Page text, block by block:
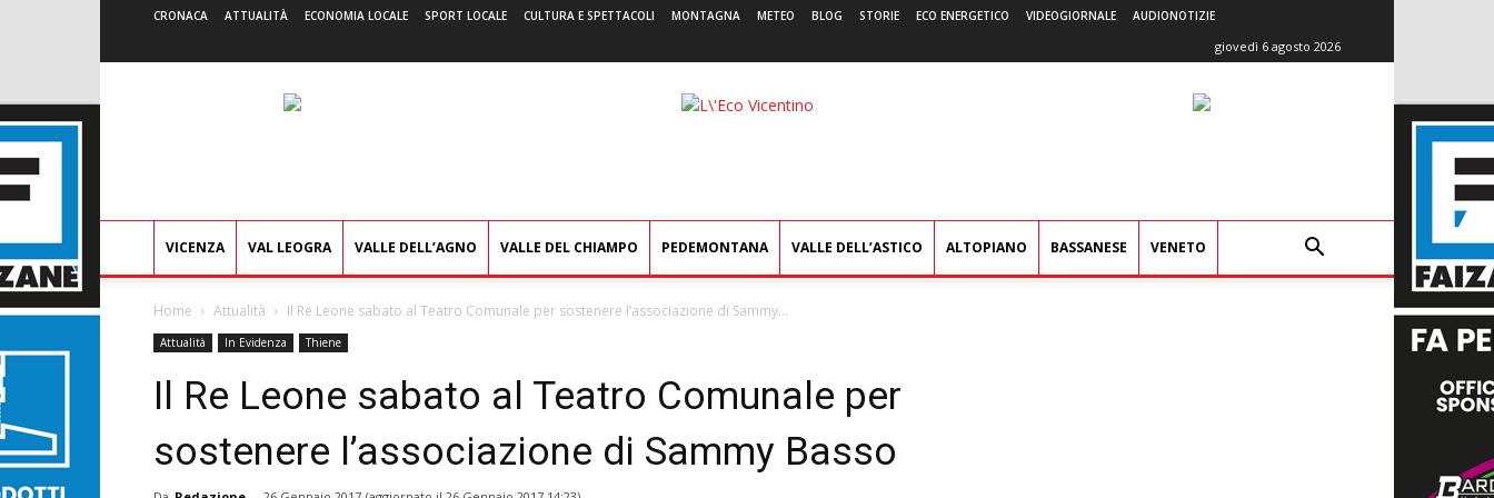
CRONACA ATTUALITÀ ECONOMIA LOCALE SPORT LOCALE CULTURA E SPETTACOLI MONTAGNA METEO BLOG STORIE ECO ENERGETICO VIDEOGIORNALE AUDIONOTIZIE
giovedì 6 agosto 2026
L'Eco
VICENZA VAL LEOGRA VALLE DELL’AGNO VALLE DEL CHIAMPO PEDEMONTANA VALLE DELL’ASTICO ALTOPIANO BASSANESE VENETO
Home Attualità Il Re Leone sabato al Teatro Comunale per sostenere l’associazione di Sammy...
Attualità In Evidenza Thiene
Il Re Leone sabato al Teatro Comunale per
sostenere l’associazione di Sammy Basso